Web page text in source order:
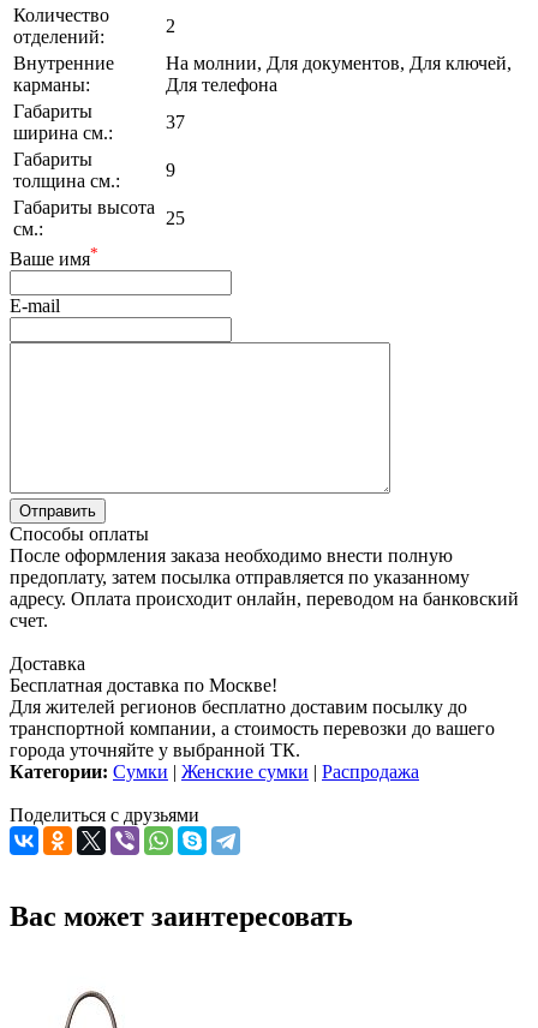
Количество
отделений:
2
Внутренние
карманы:
На молнии, Для документов, Для ключей,
Для телефона
Габариты
ширина см.:
37
Габариты
толщина см.:
9
Габариты высота
см.:
25
Ваше имя*
E-mail
Способы оплаты
После оформления заказа необходимо внести полную
предоплату, затем посылка отправляется по указанному
адресу. Оплата происходит онлайн, переводом на банковский
счет.
Доставка
Бесплатная доставка по Москве!
Для жителей регионов бесплатно доставим посылку до
транспортной компании, а стоимость перевозки до вашего
города уточняйте у выбранной ТК.
Категории: Сумки | Женские сумки | Распродажа
Поделиться с друзьями
Вас может заинтересовать